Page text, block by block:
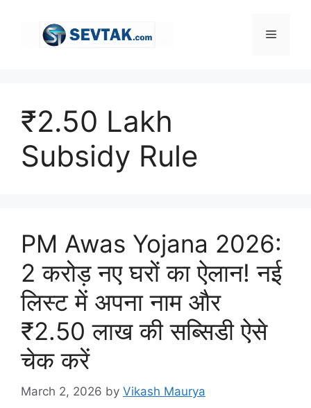
Menu
₹2.50 Lakh
Subsidy Rule
PM Awas Yojana 2026:
2 करोड़ नए घरों का ऐलान! नई
लिस्ट में अपना नाम और
₹2.50 लाख की सब्सिडी ऐसे
चेक करें
March 2, 2026 by Vikash Maurya